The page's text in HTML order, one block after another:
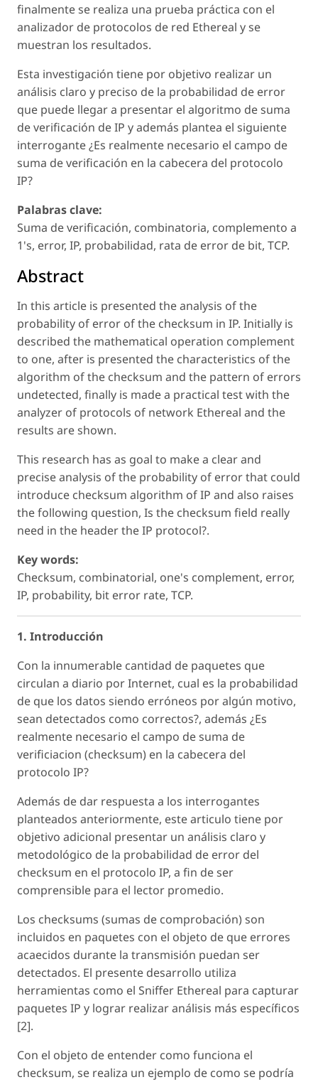
finalmente se realiza una prueba práctica con el
analizador de protocolos de red Ethereal y se
muestran los resultados.
Esta investigación tiene por objetivo realizar un
análisis claro y preciso de la probabilidad de error
que puede llegar a presentar el algoritmo de suma
de verificación de IP y además plantea el siguiente
interrogante ¿Es realmente necesario el campo de
suma de verificación en la cabecera del protocolo
IP?
Palabras clave:
Suma de verificación, combinatoria, complemento a
1's, error, IP, probabilidad, rata de error de bit, TCP.
Abstract
In this article is presented the analysis of the
probability of error of the checksum in IP. Initially is
described the mathematical operation complement
to one, after is presented the characteristics of the
algorithm of the checksum and the pattern of errors
undetected, finally is made a practical test with the
analyzer of protocols of network Ethereal and the
results are shown.
This research has as goal to make a clear and
precise analysis of the probability of error that could
introduce checksum algorithm of IP and also raises
the following question, Is the checksum field really
need in the header the IP protocol?.
Key words:
Checksum, combinatorial, one's complement, error,
IP, probability, bit error rate, TCP.
1. Introducción
Con la innumerable cantidad de paquetes que
circulan a diario por Internet, cual es la probabilidad
de que los datos siendo erróneos por algún motivo,
sean detectados como correctos?, además ¿Es
realmente necesario el campo de suma de
verificiacion (checksum) en la cabecera del
protocolo IP?
Además de dar respuesta a los interrogantes
planteados anteriormente, este articulo tiene por
objetivo adicional presentar un análisis claro y
metodológico de la probabilidad de error del
checksum en el protocolo IP, a fin de ser
comprensible para el lector promedio.
Los checksums (sumas de comprobación) son
incluidos en paquetes con el objeto de que errores
acaecidos durante la transmisión puedan ser
detectados. El presente desarrollo utiliza
herramientas como el Sniffer Ethereal para capturar
paquetes IP y lograr realizar análisis más específicos
[2].
Con el objeto de entender como funciona el
checksum, se realiza un ejemplo de como se podría